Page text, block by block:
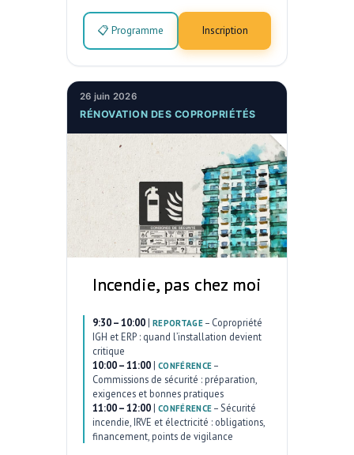
📋 Programme Inscription
26 juin 2026
RÉNOVATION DES COPROPRIÉTÉS
Incendie, pas chez moi
9:30 – 10:00 | REPORTAGE– Copropriété
IGH et ERP : quand l’installation devient
critique
10:00 – 11:00 | CONFÉRENCE –
Commissions de sécurité : préparation,
exigences et bonnes pratiques
11:00 – 12:00 | CONFÉRENCE – Sécurité
incendie, IRVE et électricité : obligations,
financement, points de vigilance